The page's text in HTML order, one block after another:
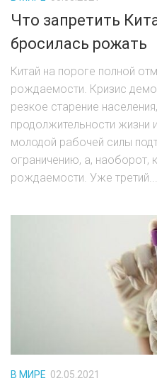
Что запретить
бросилась рожать
Китай на пороге полной
рождаемости. Кризис
резкое старение
продолжительности жизни
молодой рабочей силы
ограничению, а, наоборот,
рождаемости. Уже третий...
В МИРЕ 02.05.2021